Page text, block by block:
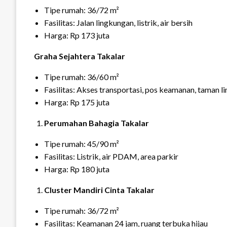
Tipe rumah: 36/72 m²
Fasilitas: Jalan lingkungan, listrik, air bersih
Harga: Rp 173 juta
Graha Sejahtera Takalar
Tipe rumah: 36/60 m²
Fasilitas: Akses transportasi, pos keamanan, taman
Harga: Rp 175 juta
Perumahan Bahagia Takalar
Tipe rumah: 45/90 m²
Fasilitas: Listrik, air PDAM, area parkir
Harga: Rp 180 juta
Cluster Mandiri Cinta Takalar
Tipe rumah: 36/72 m²
Fasilitas: Keamanan 24 jam, ruang terbuka hijau